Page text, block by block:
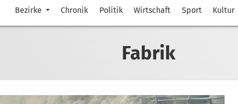
Bezirke Chronik Politik Wirtschaft Sport Kultur
Fabrik